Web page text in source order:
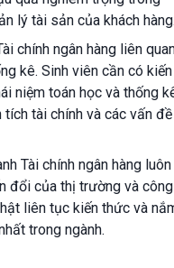
lý tài sản của khách
chính ngân hàng liên
kê. Sinh viên cần có kiến
niệm toán học và thống
tài chính và các vấn đề
Tài chính ngân hàng luôn
đổi của thị trường và công
liên tục kiến thức và
trong ngành.